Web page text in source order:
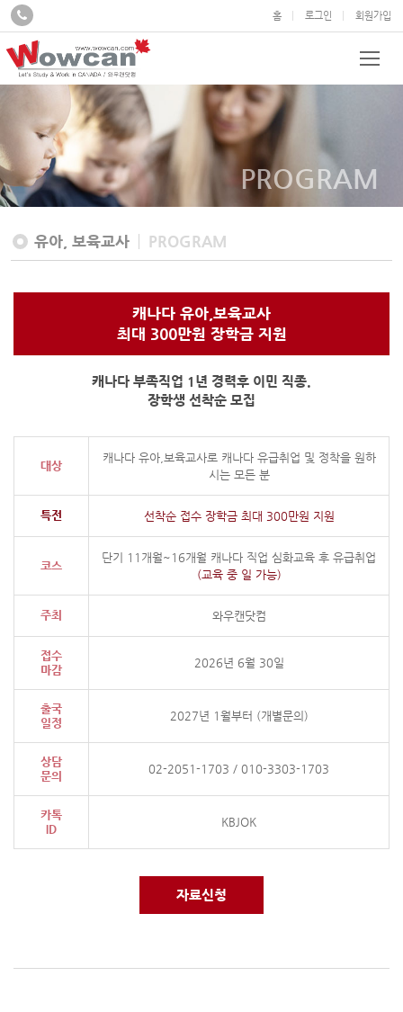
홈 로그인 회원가입
PROGRAM
유아, 보육교사 PROGRAM
캐나다 유아,보육교사
최대 300만원 장학금 지원
캐나다 부족직업 1년 경력후 이민 직종.
장학생 선착순 모집
대상
캐나다 유아,보육교사로 캐나다 유급취업 및 정착을 원하
시는 모든 분
특전 선착순 접수 장학금 최대 300만원 지원
코스
단기 11개월~16개월 캐나다 직업 심화교육 후 유급취업
(교육 중 일 가능)
주최 와우캔닷컴
접수
마감
2026년 6월 30일
출국
일정
2027년 1월부터 (개별문의)
상담
문의
02-2051-1703 / 010-3303-1703
카톡
ID
KBJOK
자료신청